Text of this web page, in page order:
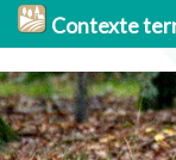
Contexte